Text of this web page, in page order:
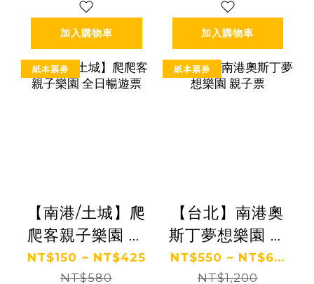
加入購物車 加入購物車
紙本票券
【南港/土城】爬
爬客親子樂園 全
日暢遊票
NT$150 ~ NT$425
NT$580
紙本票券
【台北】南港奧
斯丁夢想樂園 親
子票
NT$550 ~ NT$6...
NT$1,200